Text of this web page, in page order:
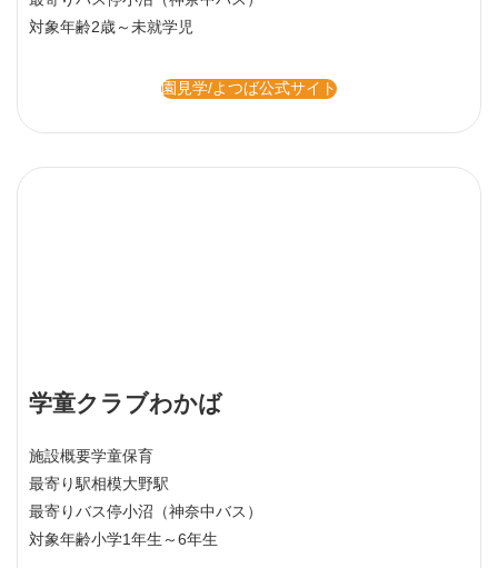
対象年齢2歳～未就学児
園見学/よつば公式サイト
学童クラブわかば
施設概要学童保育
最寄り駅相模大野駅